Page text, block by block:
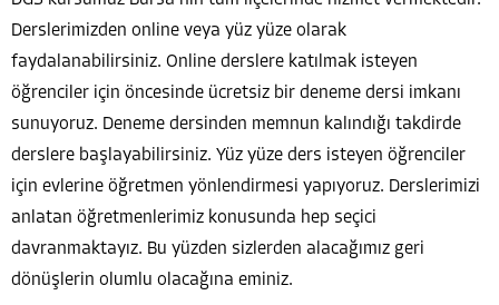
Derslerimizden online veya yüz yüze olarak
faydalanabilirsiniz. Online derslere katılmak isteyen
öğrenciler için öncesinde ücretsiz bir deneme dersi imkanı
sunuyoruz. Deneme dersinden memnun kalındığı takdirde
derslere başlayabilirsiniz. Yüz yüze ders isteyen öğrenciler
için evlerine öğretmen yönlendirmesi yapıyoruz. Derslerimizi
anlatan öğretmenlerimiz konusunda hep seçici
davranmaktayız. Bu yüzden sizlerden alacağımız geri
dönüşlerin olumlu olacağına eminiz.